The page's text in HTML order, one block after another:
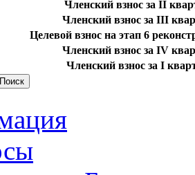
Членский взнос за II
Членский взнос за III
Целевой взнос на этап 6
Членский взнос за IV
Членский взнос за I
Поиск